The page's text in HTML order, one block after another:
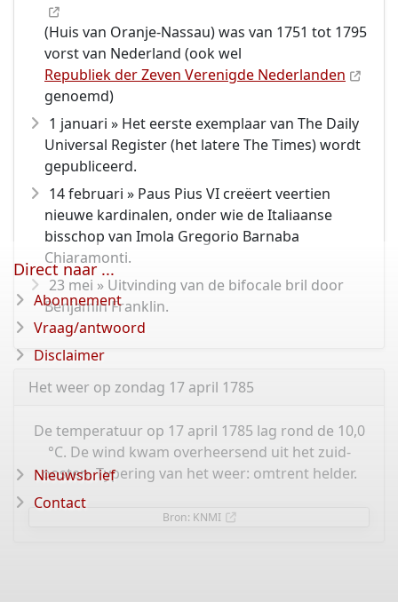
(Huis van Oranje-Nassau) was van 1751 tot 1795
vorst van Nederland (ook wel
Republiek der Zeven Verenigde Nederlanden
genoemd)
1 januari » Het eerste exemplaar van The Daily
Universal Register (het latere The Times) wordt
gepubliceerd.
14 februari » Paus Pius VI creëert veertien
nieuwe kardinalen, onder wie de Italiaanse
bisschop van Imola Gregorio Barnaba
Chiaramonti.
23 mei » Uitvinding van de bifocale bril door
Benjamin Franklin.
Het weer op zondag 17 april 1785
De temperatuur op 17 april 1785 lag rond de 10,0
°C. De wind kwam overheersend uit het zuid-
oosten. Typering van het weer: omtrent helder.
Bron: KNMI
Direct naar ...
Abonnement
Vraag/antwoord
Disclaimer
Nieuwsbrief
Contact